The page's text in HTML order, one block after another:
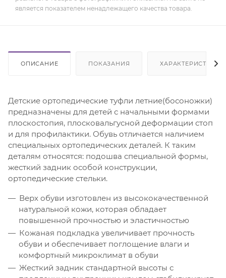
является показателем ненадлежащего качества товара.
ОПИСАНИЕ ПОКАЗАНИЯ ХАРАКТЕРИСТИКИ
Детские ортопедические туфли летние(босоножки)
предназначены для детей с начальными формами
плоскостопия, плосковальгусной деформации стоп
и для профилактики. Обувь отличается наличием
специальных ортопедических деталей. К таким
деталям относятся: подошва специальной формы,
жесткий задник особой конструкции,
ортопедические стельки.
Верх обуви изготовлен из высококачественной
натуральной кожи, которая обладает
повышенной прочностью и эластичностью
Кожаная подкладка увеличивает прочность
обуви и обеспечивает поглощение влаги и
комфортный микроклимат в обуви
Жесткий задник стандартной высоты с